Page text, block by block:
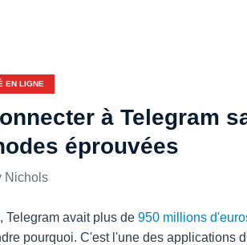
EN LIGNE
à Telegram
éprouvées
Nichols
Telegram avait plus de 950 millions
pourquoi. C'est l'une des applications